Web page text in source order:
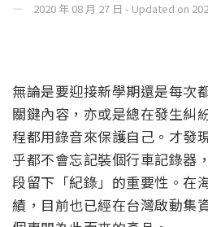
2020 年 08 月 27 日 - Updated on
無論是要迎接新學期還是每次
關鍵內容，亦或是總在發生糾
程都用錄音來保護自己。才發
乎都不會忘記裝個行車記錄器
段留下「紀錄」的重要性。在
績，目前也已經在台灣啟動集